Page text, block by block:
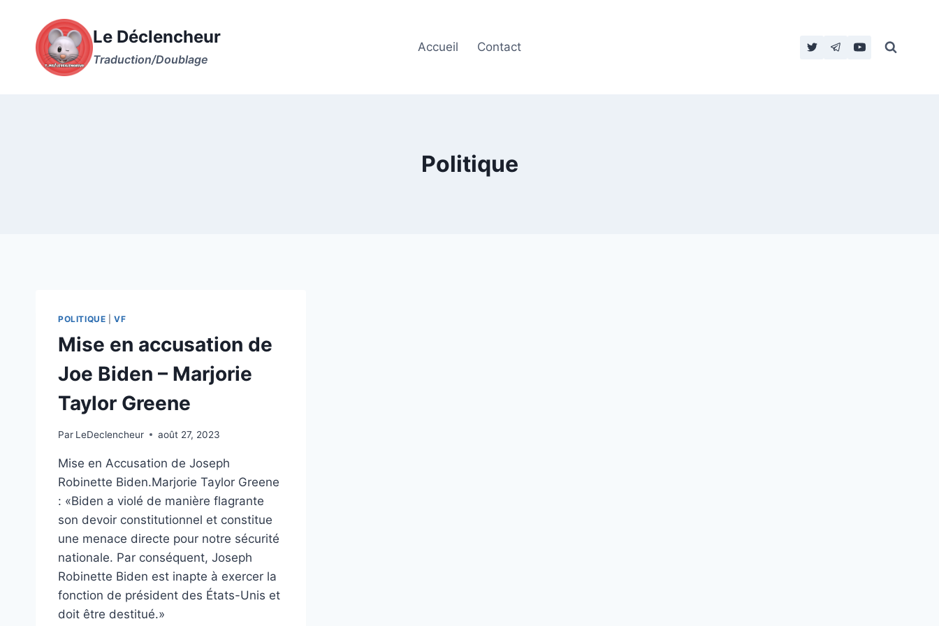
contenu
Le Déclencheur
Traduction/Doublage
Accueil Contact
Politique
POLITIQUE |VF
Mise en accusation de
Joe Biden – Marjorie
Taylor Greene
Par LeDeclencheur août 27, 2023
Mise en Accusation de Joseph
Robinette Biden.Marjorie Taylor Greene
: «Biden a violé de manière flagrante
son devoir constitutionnel et constitue
une menace directe pour notre sécurité
nationale. Par conséquent, Joseph
Robinette Biden est inapte à exercer la
fonction de président des États-Unis et
doit être destitué.»